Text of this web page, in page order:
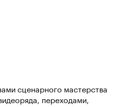
сценарного мастерства
переходами,